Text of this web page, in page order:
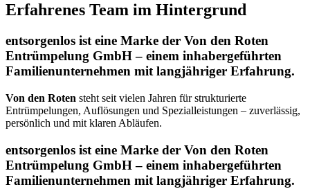
Erfahrenes Team im Hintergrund
entsorgenlos ist eine Marke der Von den Roten
Entrümpelung GmbH – einem inhabergeführten
Familienunternehmen mit langjähriger Erfahrung.
Von den Roten steht seit vielen Jahren für strukturierte
Entrümpelungen, Auflösungen und Spezialleistungen – zuverlässig,
persönlich und mit klaren Abläufen.
entsorgenlos ist eine Marke der Von den Roten
Entrümpelung GmbH – einem inhabergeführten
Familienunternehmen mit langjähriger Erfahrung.